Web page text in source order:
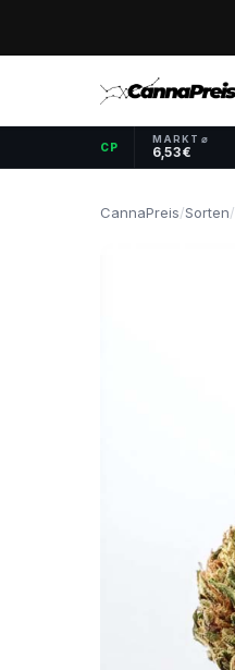
CP
MARKT ⌀
6,53 €
CannaPreis/Sorten/